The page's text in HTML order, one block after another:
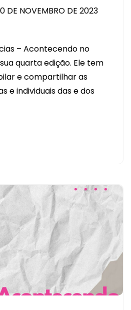
DE NOVEMBRO DE 2023
– Acontecendo no
quarta edição. Ele tem
e compartilhar as
e individuais das e dos